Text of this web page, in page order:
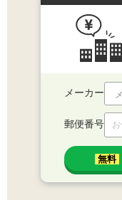
メーカー
郵便番号
無料